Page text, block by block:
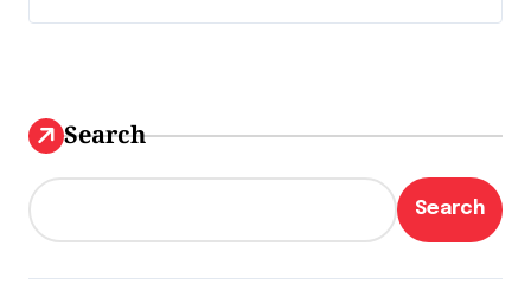
Search
Search